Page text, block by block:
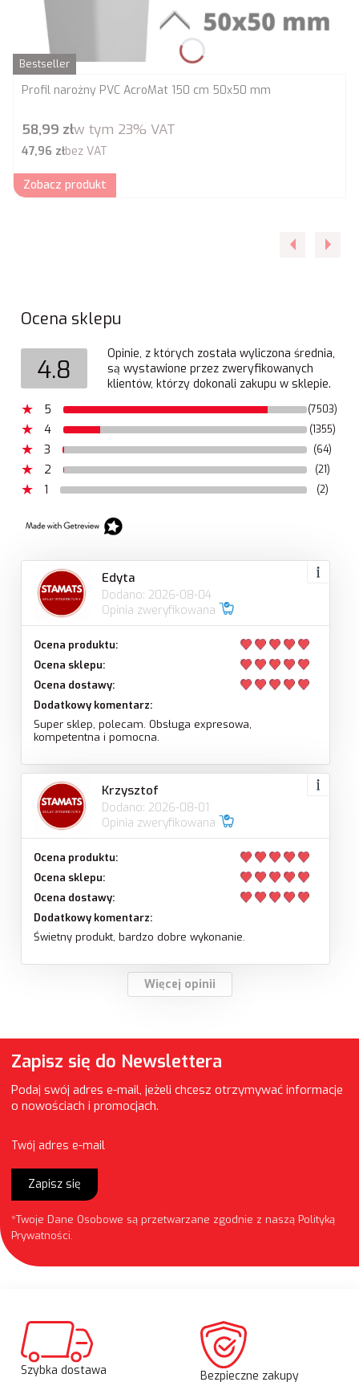
Bestseller
Profil narożny PVC AcroMat 150 cm 50x50 mm
Cena brutto
58,99 złw tym 23% VAT
Cena netto
47,96 złbez VAT
Zobacz produkt
Ocena sklepu
4.8
Opinie, z których została wyliczona średnia,
są wystawione przez zweryfikowanych
klientów, którzy dokonali zakupu w sklepie.
5
(7503)
4 (1355)
3 (64)
2 (21)
1 (2)
Edyta
Dodano: 2026-08-04
Opinia zweryfikowana
Ocena produktu:
Ocena sklepu:
Ocena dostawy:
Dodatkowy komentarz:
Super sklep, polecam. Obsługa expresowa,
kompetentna i pomocna.
Krzysztof
Dodano: 2026-08-01
Opinia zweryfikowana
Ocena produktu:
Ocena sklepu:
Ocena dostawy:
Dodatkowy komentarz:
Świetny produkt, bardzo dobre wykonanie.
Więcej opinii
Zapisz się do Newslettera
Podaj swój adres e-mail, jeżeli chcesz otrzymywać informacje
o nowościach i promocjach.
Twój adres e-mail
Zapisz się
*Twoje Dane Osobowe są przetwarzane zgodnie z naszą Polityką
Prywatności.
Szybka dostawa Bezpieczne zakupy